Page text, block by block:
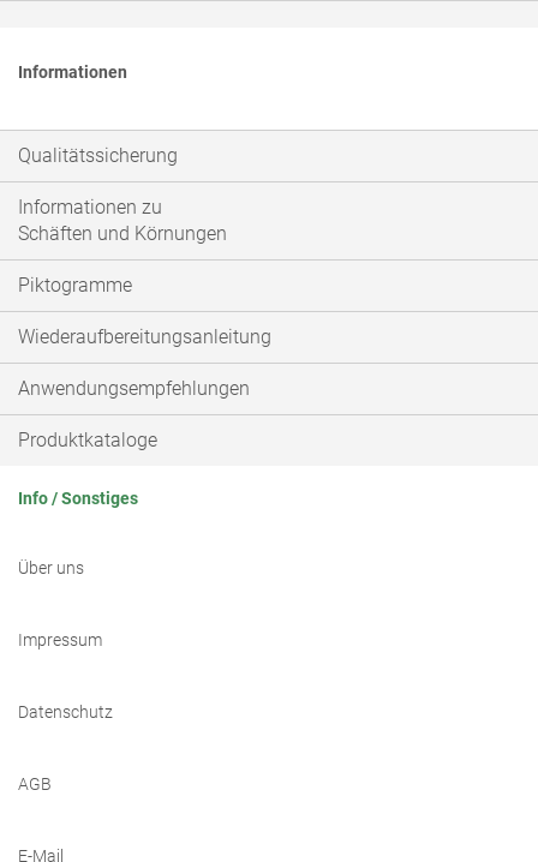
Informationen
Qualitätssicherung
Informationen zu
Schäften und Körnungen
Piktogramme
Wiederaufbereitungsanleitung
Anwendungsempfehlungen
Produktkataloge
Info / Sonstiges
Über uns
Impressum
Datenschutz
AGB
E-Mail